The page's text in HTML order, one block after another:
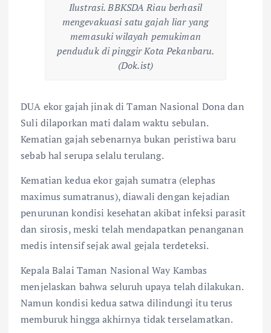
Ilustrasi. BBKSDA Riau berhasil
mengevakuasi satu gajah liar yang
memasuki wilayah pemukiman
penduduk di pinggir Kota Pekanbaru.
(Dok.ist)
DUA ekor gajah jinak di Taman Nasional Dona dan
Suli dilaporkan mati dalam waktu sebulan.
Kematian gajah sebenarnya bukan peristiwa baru
sebab hal serupa selalu terulang.
Kematian kedua ekor gajah sumatra (elephas
maximus sumatranus), diawali dengan kejadian
penurunan kondisi kesehatan akibat infeksi parasit
dan sirosis, meski telah mendapatkan penanganan
medis intensif sejak awal gejala terdeteksi.
Kepala Balai Taman Nasional Way Kambas
menjelaskan bahwa seluruh upaya telah dilakukan.
Namun kondisi kedua satwa dilindungi itu terus
memburuk hingga akhirnya tidak terselamatkan.